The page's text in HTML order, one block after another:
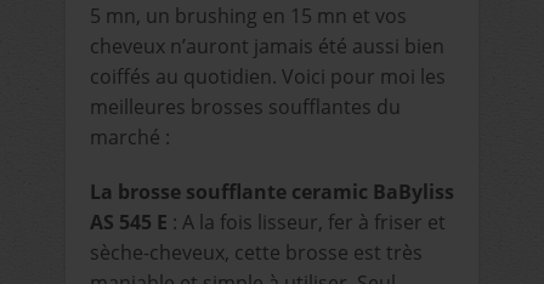
5 mn, un brushing en 15 mn et vos
cheveux n’auront jamais été aussi bien
coiffés au quotidien. Voici pour moi les
meilleures brosses soufflantes du
marché :
La brosse soufflante ceramic BaByliss
AS 545 E : A la fois lisseur, fer à friser et
sèche-cheveux, cette brosse est très